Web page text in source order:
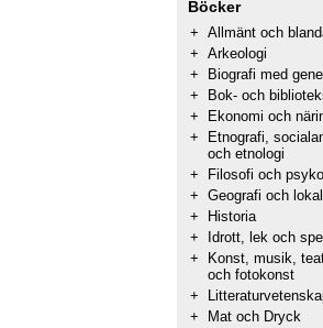
Böcker
+ Allmänt och
+ Arkeologi
+
Biografi med
+
Bok- och
+
Ekonomi och
+
Etnografi,
och etnologi
+
Filosofi och
+ Geografi och
+
Historia
+
Idrott, lek och spel
+
Konst, musik,
och fotokonst
+
+
Mat och Dryck